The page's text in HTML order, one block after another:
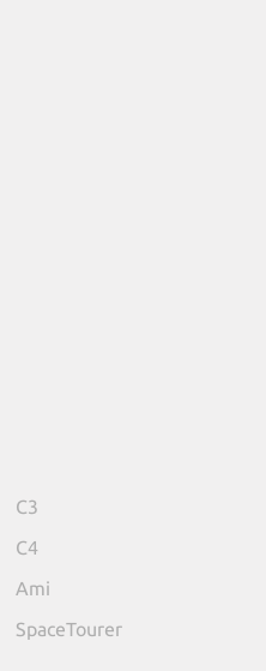
C3
C4
Ami
SpaceTourer